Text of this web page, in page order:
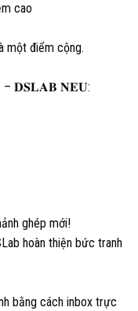
cao
một điểm cộng.
– 𝐃𝐒𝐋𝐀𝐁 𝐍𝐄𝐔:
ghép mới!
hoàn thiện bức tranh
bằng cách inbox trực